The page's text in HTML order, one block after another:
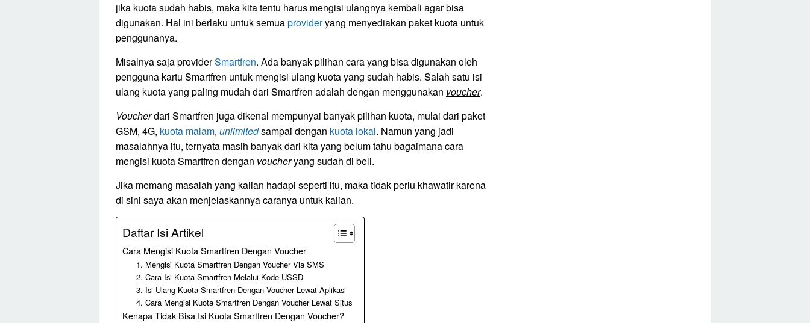
jika kuota sudah habis, maka kita tentu harus mengisi ulangnya kembali agar bisa
digunakan. Hal ini berlaku untuk semuaprovideryang menyediakan paket kuota untuk
penggunanya.
Misalnya saja providerSmartfren. Ada banyak pilihan cara yang bisa digunakan oleh
pengguna kartu Smartfren untuk mengisi ulang kuota yang sudah habis. Salah satu isi
ulang kuota yang paling mudah dari Smartfren adalah dengan menggunakan voucher.
Voucherdari Smartfren juga dikenal mempunyai banyak pilihan kuota, mulai dari paket
GSM, 4G, kuota malam, unlimitedsampai dengan kuota lokal. Namun yang jadi
masalahnya itu, ternyata masih banyak dari kita yang belum tahu bagaimana cara
mengisi kuota Smartfren dengan voucheryang sudah di beli.
Jika memang masalah yang kalian hadapi seperti itu, maka tidak perlu khawatir karena
di sini saya akan menjelaskannya caranya untuk kalian.
Daftar Isi Artikel
Cara Mengisi Kuota Smartfren Dengan Voucher
1. Mengisi Kuota Smartfren Dengan Voucher Via SMS
2. Cara Isi Kuota Smartfren Melalui Kode USSD
3. Isi Ulang Kuota Smartfren Dengan Voucher Lewat Aplikasi
4. Cara Mengisi Kuota Smartfren Dengan Voucher Lewat Situs
Kenapa Tidak Bisa Isi Kuota Smartfren Dengan Voucher?